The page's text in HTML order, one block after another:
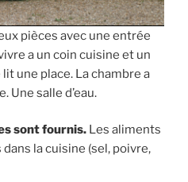
pièces avec une entrée
a un coin cuisine et un
une place. La chambre a
Une salle d’eau.
sont fournis. Les aliments
la cuisine (sel, poivre,